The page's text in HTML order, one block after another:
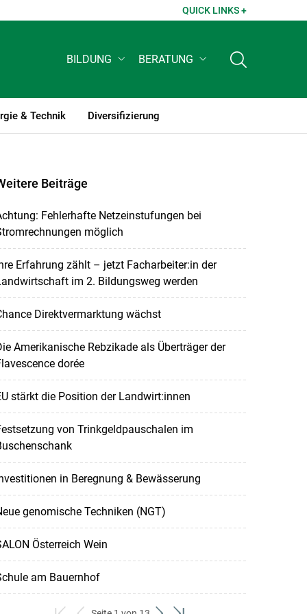
QUICK LINKS +
BILDUNG BERATUNG
& Technik Diversifizierung
Beiträge
Fehlerhafte Netzeinstufungen bei
möglich
Erfahrung zählt – jetzt Facharbeiter:in der
im 2. Bildungsweg werden
Direktvermarktung wächst
Amerikanische Rebzikade als Überträger der
dorée
stärkt die Position der Landwirt:innen
von Trinkgeldpauschalen im
in Beregnung & Bewässerung
genomische Techniken (NGT)
Österreich Wein
am Bauernhof